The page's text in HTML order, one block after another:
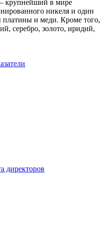
крупнейший в мире
никеля и один
платины и меди. Кроме того,
серебро, золото, иридий,
директоров